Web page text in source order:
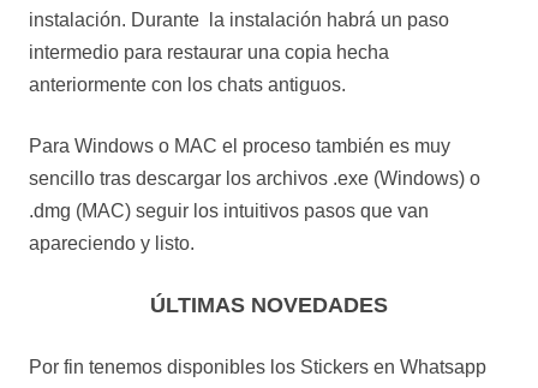
instalación. Durante la instalación habrá un paso
intermedio para restaurar una copia hecha
anteriormente con los chats antiguos.
Para Windows o MAC el proceso también es muy
sencillo tras descargar los archivos .exe (Windows) o
.dmg (MAC) seguir los intuitivos pasos que van
apareciendo y listo.
ÚLTIMAS NOVEDADES
Por fin tenemos disponibles los Stickers en Whatsapp